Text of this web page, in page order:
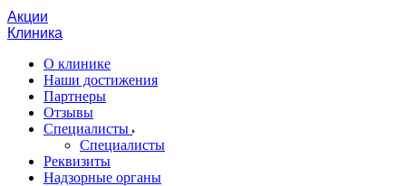
Акции
Клиника
О клинике
Наши достижения
Партнеры
Отзывы
Специалисты
Специалисты
Реквизиты
Надзорные органы